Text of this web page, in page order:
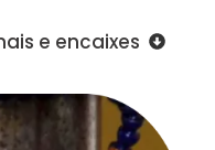
e encaixes